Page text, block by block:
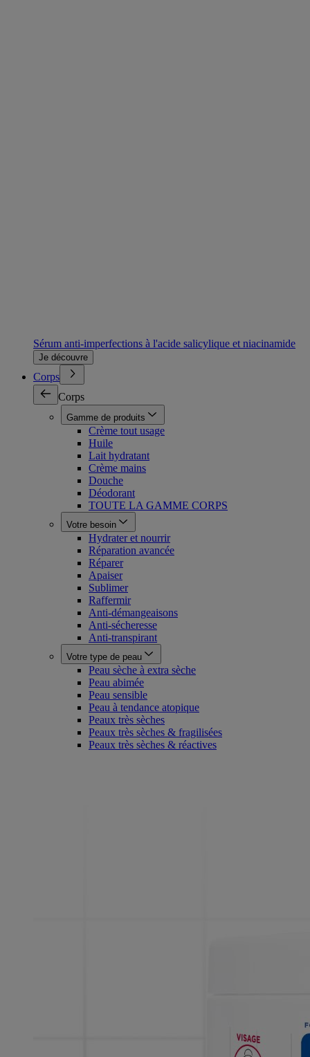
Sérum anti-imperfections à l'acide salicylique et niacinamide
Je découvre
Corps
Corps
Gamme de produits
Crème tout usage
Huile
Lait hydratant
Crème mains
Douche
Déodorant
TOUTE LA GAMME CORPS
Votre besoin
Hydrater et nourrir
Réparation avancée
Réparer
Apaiser
Sublimer
Raffermir
Anti-démangeaisons
Anti-sécheresse
Anti-transpirant
Votre type de peau
Peau sèche à extra sèche
Peau abimée
Peau sensible
Peau à tendance atopique
Peaux très sèches
Peaux très sèches & fragilisées
Peaux très sèches & réactives